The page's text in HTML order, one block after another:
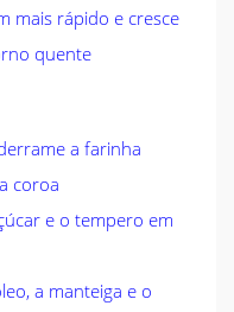
mais rápido e cresce
quente
a farinha
coroa
e o tempero em
a manteiga e o